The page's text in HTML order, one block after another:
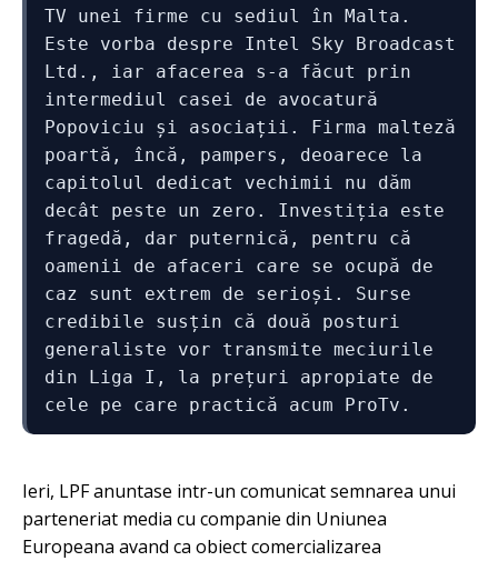
TV unei firme cu sediul în Malta.
Este vorba despre Intel Sky Broadcast
Ltd., iar afacerea s-a făcut prin
intermediul casei de avocatură
Popoviciu și asociații. Firma malteză
poartă, încă, pampers, deoarece la
capitolul dedicat vechimii nu dăm
decât peste un zero. Investiția este
fragedă, dar puternică, pentru că
oamenii de afaceri care se ocupă de
caz sunt extrem de serioși. Surse
credibile susțin că două posturi
generaliste vor transmite meciurile
din Liga I, la prețuri apropiate de
cele pe care practică acum ProTv.
Ieri, LPF anuntase intr-un comunicat semnarea unui
parteneriat media cu companie din Uniunea
Europeana avand ca obiect comercializarea